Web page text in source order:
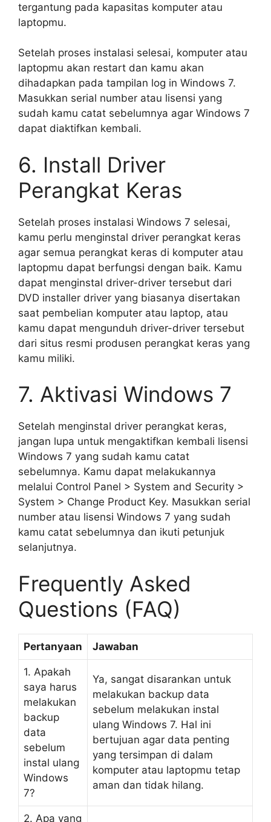
tergantung pada kapasitas komputer atau
laptopmu.
Setelah proses instalasi selesai, komputer atau
laptopmu akan restart dan kamu akan
dihadapkan pada tampilan log in Windows 7.
Masukkan serial number atau lisensi yang
sudah kamu catat sebelumnya agar Windows 7
dapat diaktifkan kembali.
6. Install Driver
Perangkat Keras
Setelah proses instalasi Windows 7 selesai,
kamu perlu menginstal driver perangkat keras
agar semua perangkat keras di komputer atau
laptopmu dapat berfungsi dengan baik. Kamu
dapat menginstal driver-driver tersebut dari
DVD installer driver yang biasanya disertakan
saat pembelian komputer atau laptop, atau
kamu dapat mengunduh driver-driver tersebut
dari situs resmi produsen perangkat keras yang
kamu miliki.
7. Aktivasi Windows 7
Setelah menginstal driver perangkat keras,
jangan lupa untuk mengaktifkan kembali lisensi
Windows 7 yang sudah kamu catat
sebelumnya. Kamu dapat melakukannya
melalui Control Panel > System and Security >
System > Change Product Key. Masukkan serial
number atau lisensi Windows 7 yang sudah
kamu catat sebelumnya dan ikuti petunjuk
selanjutnya.
Frequently Asked
Questions (FAQ)
Pertanyaan Jawaban
1. Apakah
saya harus
melakukan
backup
data
sebelum
instal ulang
Windows
7?
Ya, sangat disarankan untuk
melakukan backup data
sebelum melakukan instal
ulang Windows 7. Hal ini
bertujuan agar data penting
yang tersimpan di dalam
komputer atau laptopmu tetap
aman dan tidak hilang.
2. Apa yang